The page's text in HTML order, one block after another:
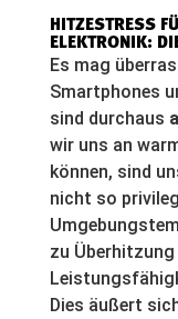
HITZESTRESS
ELEKTRONIK:
Es mag
Smartphones
sind durchaus
wir uns an
können, sind
nicht so
zu
Dies äußert